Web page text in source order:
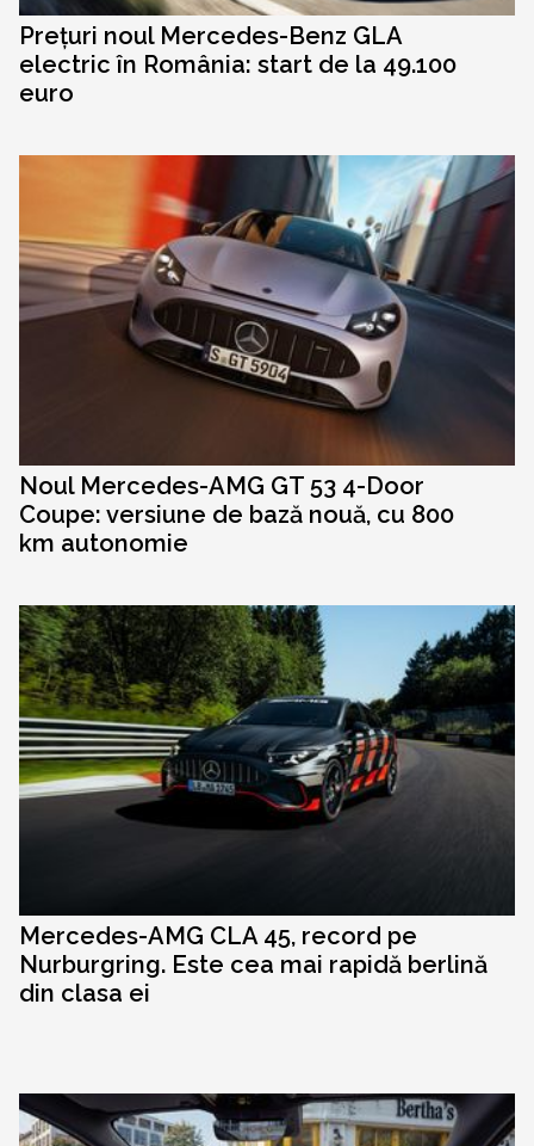
Prețuri noul Mercedes-Benz GLA
electric în România: start de la 49.100
euro
Noul Mercedes-AMG GT 53 4-Door
Coupe: versiune de bază nouă, cu 800
km autonomie
Mercedes-AMG CLA 45, record pe
Nurburgring. Este cea mai rapidă berlină
din clasa ei